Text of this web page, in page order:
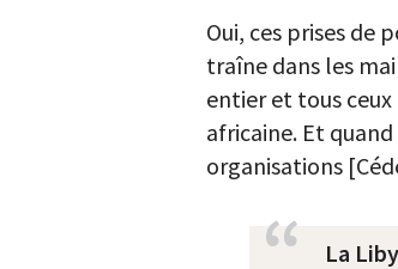
Oui, ces prises de
traîne dans les
entier et tous
africaine. Et
organisations
La